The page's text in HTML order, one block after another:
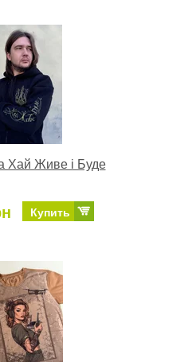
Хай Живе і Буде
Купить